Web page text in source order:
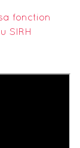
fonction
SIRH